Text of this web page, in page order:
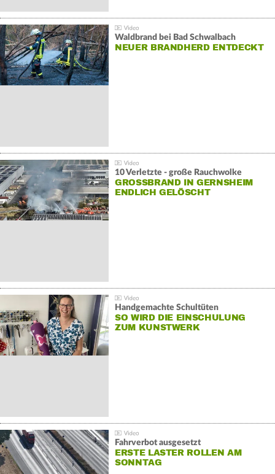
Waldbrand bei Bad Schwalbach
NEUER BRANDHERD ENTDECKT
10 Verletzte - große Rauchwolke
GROSSBRAND IN GERNSHEIM E
NDLICH GELÖSCHT
Handgemachte Schultüten
SO WIRD DIE EINSCHULUNG
ZUM KUNSTWERK
Fahrverbot ausgesetzt
ERSTE LASTER ROLLEN AM
SONNTAG